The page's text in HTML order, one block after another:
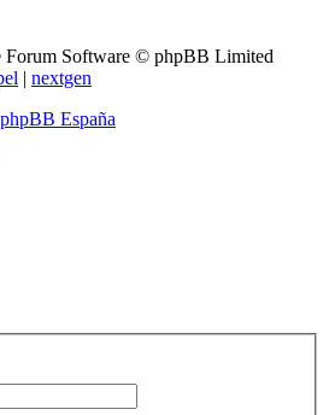
Software © phpBB Limited
| nextgen
phpBB España